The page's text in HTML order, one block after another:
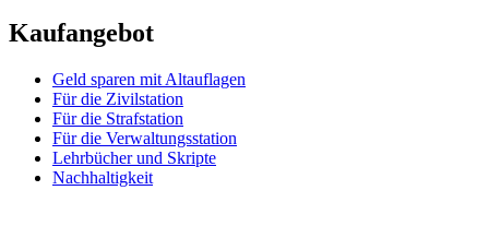
Kaufangebot
Geld sparen mit Altauflagen
Für die Zivilstation
Für die Strafstation
Für die Verwaltungsstation
Lehrbücher und Skripte
Nachhaltigkeit